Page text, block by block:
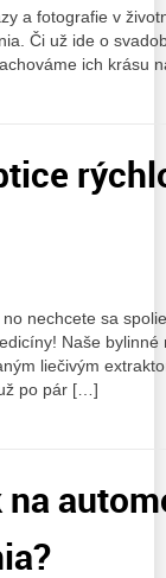
a fotografie v
Či už ide o
ich krásu
nechcete sa
Naše
liečivým
po pár […]
na